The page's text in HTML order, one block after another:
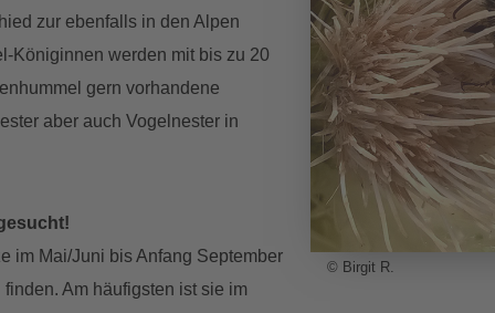
© Birgit R.
zur ebenfalls in den Alpen
Königinnen werden mit bis zu 20
gern vorhandene
aber auch Vogelnester in
im Mai/Juni bis Anfang September
Am häufigsten ist sie im